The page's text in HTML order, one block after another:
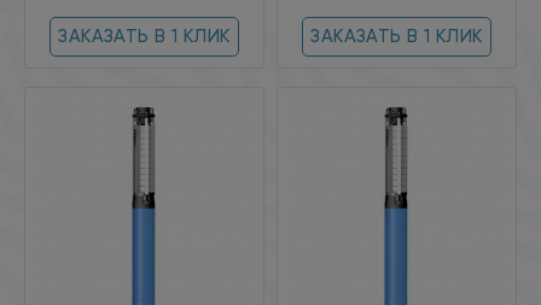
ЗАКАЗАТЬ В 1 КЛИК ЗАКАЗАТЬ В 1 КЛИК